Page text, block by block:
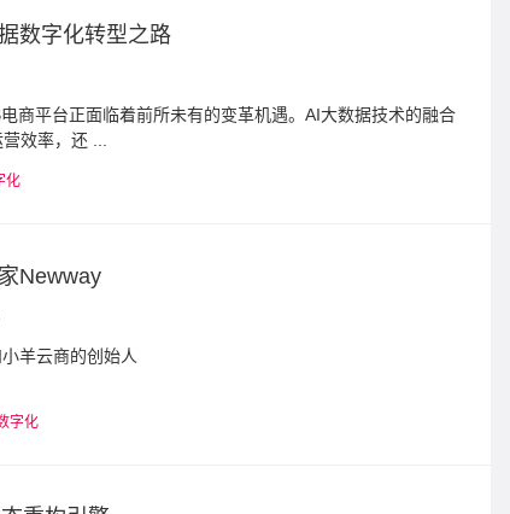
数字化转型之路
商平台正面临着前所未有的变革机遇。AI大数据技术的融合
效率，还 ...
化
Newway
羊云商的创始人
字化